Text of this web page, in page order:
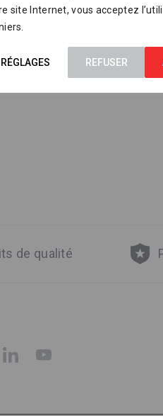
site Internet, vous acceptez
RÉGLAGES REFUSER
de sa recherche et de
de qualité